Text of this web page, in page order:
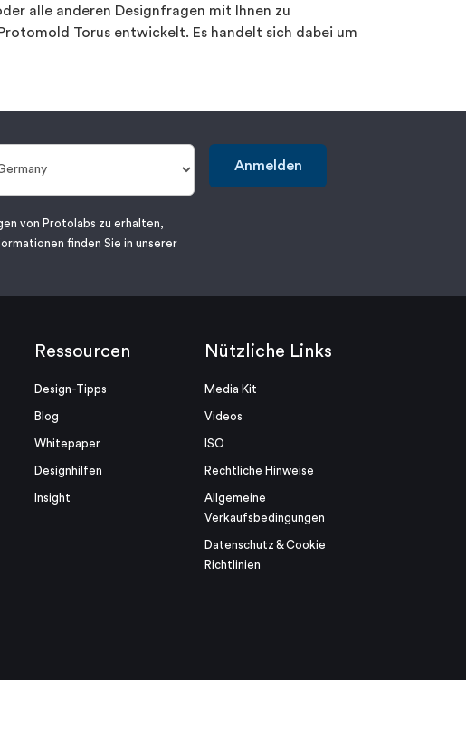
alle anderen Designfragen mit Ihnen zu
Torus entwickelt. Es handelt sich dabei um
Anmelden
von Protolabs zu erhalten,
finden Sie in unserer
Ressourcen
Design-Tipps
Blog
Whitepaper
Designhilfen
Insight
Nützliche Links
Media Kit
Videos
ISO
Rechtliche Hinweise
Allgemeine
Verkaufsbedingungen
Datenschutz & Cookie
Richtlinien